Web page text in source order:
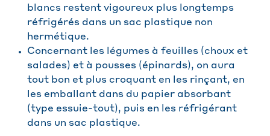
blancs restent vigoureux plus longtemps
réfrigérés dans un sac plastique non
hermétique.
Concernant les légumes à feuilles (choux et
salades) et à pousses (épinards), on aura
tout bon et plus croquant en les rinçant, en
les emballant dans du papier absorbant
(type essuie-tout), puis en les réfrigérant
dans un sac plastique.